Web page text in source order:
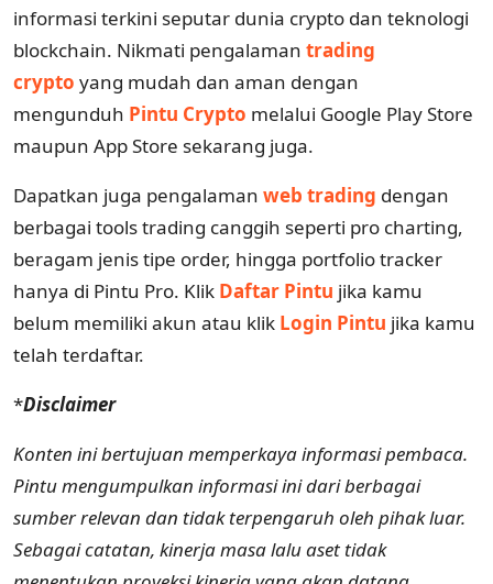
informasi terkini seputar dunia crypto dan teknologi
blockchain. Nikmati pengalaman trading
crypto yang mudah dan aman dengan
mengunduh Pintu Crypto melalui Google Play Store
maupun App Store sekarang juga.
Dapatkan juga pengalaman web trading dengan
berbagai tools trading canggih seperti pro charting,
beragam jenis tipe order, hingga portfolio tracker
hanya di Pintu Pro. Klik Daftar Pintu jika kamu
belum memiliki akun atau klik Login Pintu jika kamu
telah terdaftar.
*Disclaimer
Konten ini bertujuan memperkaya informasi pembaca.
Pintu mengumpulkan informasi ini dari berbagai
sumber relevan dan tidak terpengaruh oleh pihak luar.
Sebagai catatan, kinerja masa lalu aset tidak